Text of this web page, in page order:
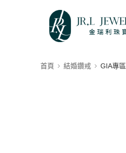
首頁 結婚鑽戒 GIA專區